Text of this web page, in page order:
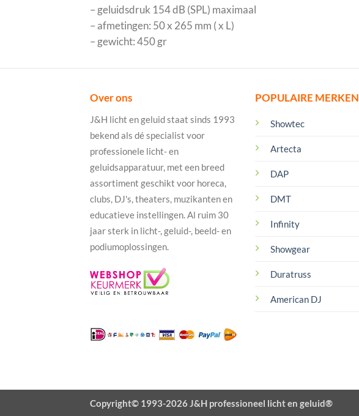
– geluidsdruk 154 dB (SPL) maximaal
– afmetingen: 50 x 265 mm ( x L)
– gewicht: 450 gr
Over ons
J&H licht en geluid staat sinds 1993
bekend als dé specialist voor
professionele licht- en
geluidsapparatuur, met een breed
assortiment geschikt voor horeca,
clubs, DJ's, theaters, muzikanten en
educatieve instellingen. Al ruim 30
jaar sterk in licht-, geluid-, beeld- en
podiumoplossingen.
POPULAIRE MERKEN
Showtec
Artecta
DAP
DMT
Infinity
Showgear
Duratruss
American DJ
Copyright© 1993-2026 J&H professioneel licht en geluid®